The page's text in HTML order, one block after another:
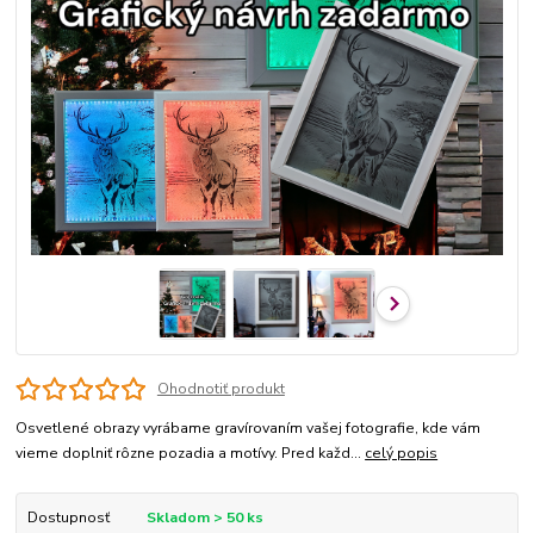
Ohodnotiť produkt
Osvetlené obrazy vyrábame gravírovaním vašej fotografie, kde vám
vieme doplniť rôzne pozadia a motívy. Pred každ... celý popis
Dostupnosť
Skladom > 50 ks